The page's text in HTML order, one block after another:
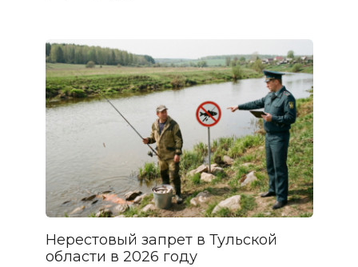
Нерестовый запрет в Тульской
области в 2026 году